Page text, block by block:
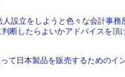
設立をしようと色々な会計事務
断したらよいかアドバイスを頂
て日本製品を販売するためのイ